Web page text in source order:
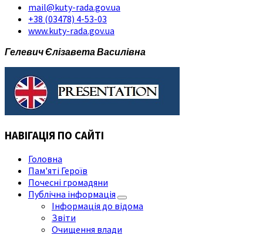
mail@kuty-rada.gov.ua
+38 (03478) 4-53-03
www.kuty-rada.gov.ua
Гелевич Єлізавета Василівна
НАВІГАЦІЯ ПО САЙТІ
Головна
Пам'яті Героїв
Почесні громадяни
Публічна інформація
Інформація до відома
Звіти
Очищення влади